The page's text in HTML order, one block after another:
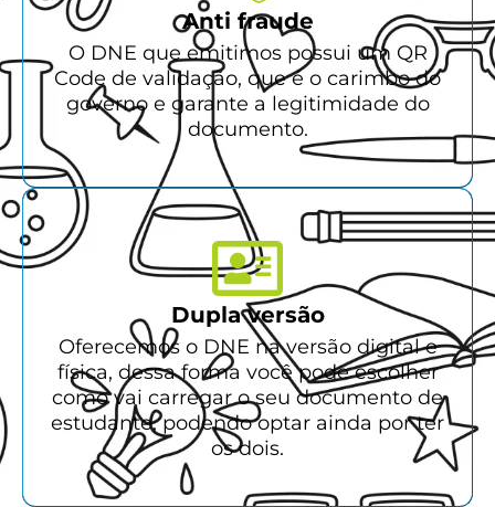
Anti fraude
O DNE que emitimos possui um QR
Code de validação, que é o carimbo do
governo e garante a legitimidade do
documento.
Dupla versão
Oferecemos o DNE na versão digital e
física, dessa forma você pode escolher
como vai carregar o seu documento de
estudante, podendo optar ainda por ter
os dois.